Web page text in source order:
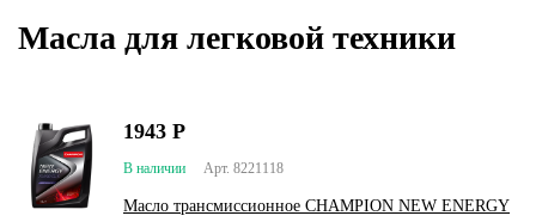
Масла для легковой техники
Арт. 8221118
В наличии
Масло трансмиссионное CHAMPION NEW ENERGY
1943 Р